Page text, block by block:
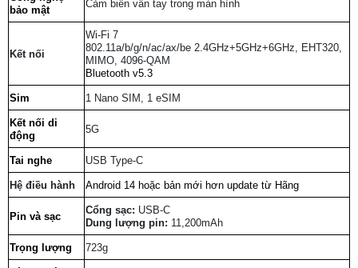
bảo mật
Cảm biến vân tay trong màn hình
Kết nối
Wi-Fi 7
802.11a/b/g/n/ac/ax/be 2.4GHz+5GHz+6GHz, EHT320,
MIMO, 4096-QAM
Bluetooth v5.3
Sim 1 Nano SIM, 1 eSIM
Kết nối di
động
5G
Tai nghe USB Type-C
Hệ điều hành Android 14 hoặc bản mới hơn update từ Hãng
Pin và sạc
Cổng sạc: USB-C
Dung lượng pin: 11,200mAh
Trọng lượng 723g